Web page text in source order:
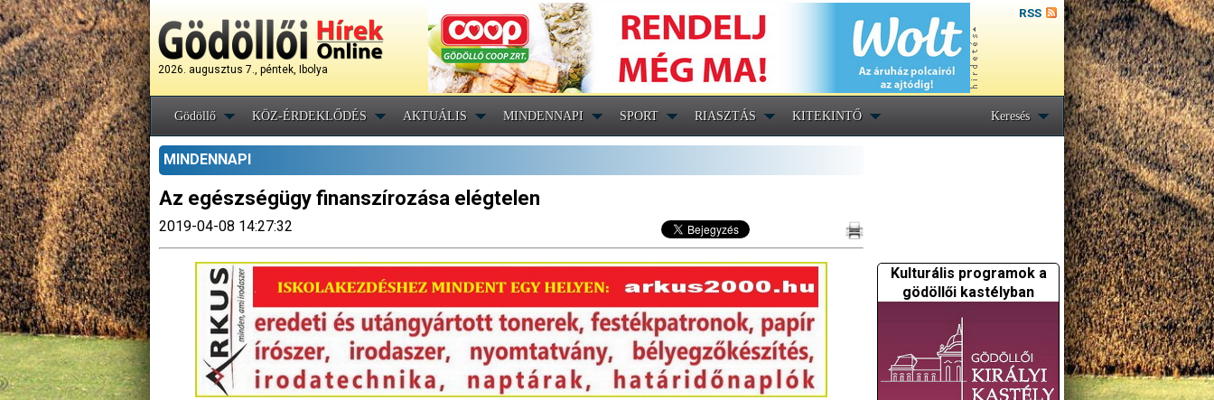
2026. augusztus 7., péntek, Ibolya
RSS
Gödöllő KÖZ-ÉRDEKLŐDÉS AKTUÁLIS MINDENNAPI SPORT RIASZTÁS KITEKINTŐ Keresés
MINDENNAPI
Az egészségügy finanszírozása elégtelen
2019-04-08 14:27:32
Kulturális programok a
gödöllői kastélyban